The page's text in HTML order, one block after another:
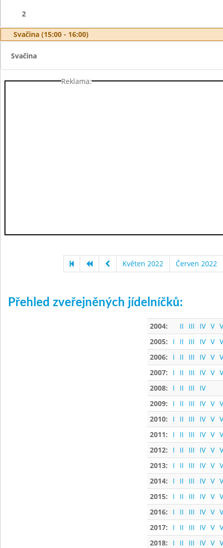
2
Svačina (15:00 - 16:00)
Svačina
Reklama:
Květen 2022 Červen 2022
Přehled zveřejněných jídelníčků:
2004: II III IV V
2005:
I II III IV V
2006:
I II III IV V
2007:
I II III IV V
2008:
I II III
IV
2009:
I II III IV V
2010:
I II III IV V
2011:
I II III IV V
2012:
I II III IV V
2013:
I II III IV V
2014:
I II III IV V
2015:
I II III IV V
2016:
I II III IV V
2017:
I II III IV V
2018:
I II III IV V